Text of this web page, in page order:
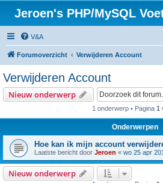
Jeroen's PHP/MySQL
V&A
Forumoverzicht Verwijderen Account
Verwijderen Account
Nieuw onderwerp
1 onderwerp • Pagina 1
Onderwerpen
Hoe kan ik mijn account
Laatste bericht door Jeroen « wo 25 apr
Nieuw onderwerp